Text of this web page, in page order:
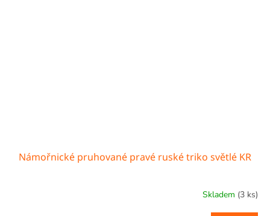
Námořnické pruhované pravé ruské triko světlé KR
Skladem (3 ks)